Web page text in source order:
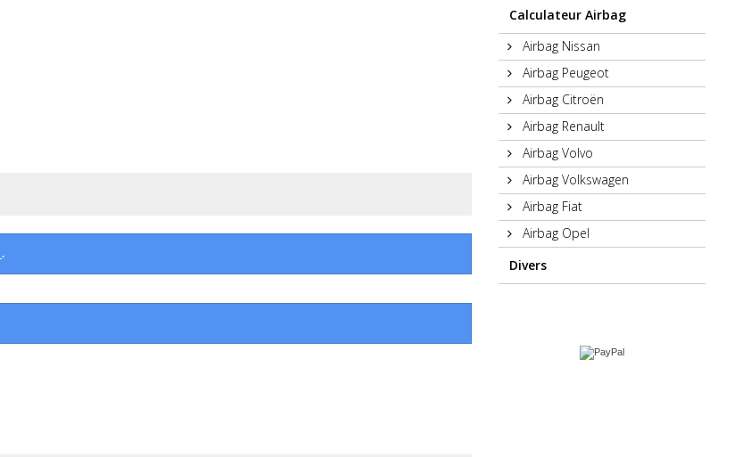
.
Calculateur Airbag
Airbag Nissan
Airbag Peugeot
Airbag Citroën
Airbag Renault
Airbag Volvo
Airbag Volkswagen
Airbag Fiat
Airbag Opel
Divers